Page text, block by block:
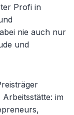
Profi in
nie auch nur
und
im